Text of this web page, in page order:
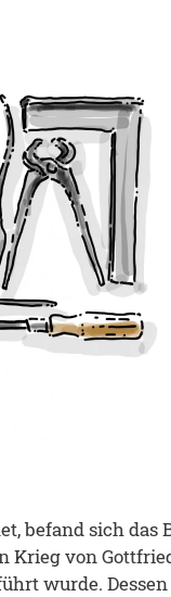
befand sich das
Krieg von
wurde.